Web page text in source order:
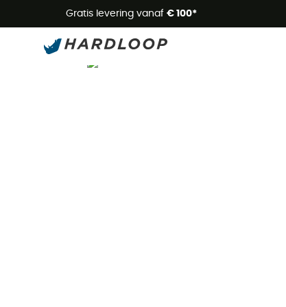
Gratis levering vanaf € 100*